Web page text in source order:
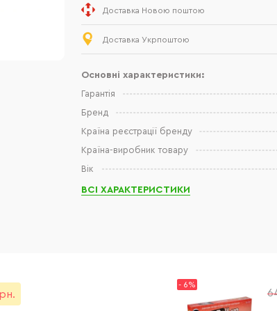
Доставка Новою поштою
Доставка Укрпоштою
Основні характеристики:
Гарантія
Бренд
Країна реєстрації бренду
Країна-виробник товару
Вік
ВСІ ХАРАКТЕРИСТИКИ
- 6%